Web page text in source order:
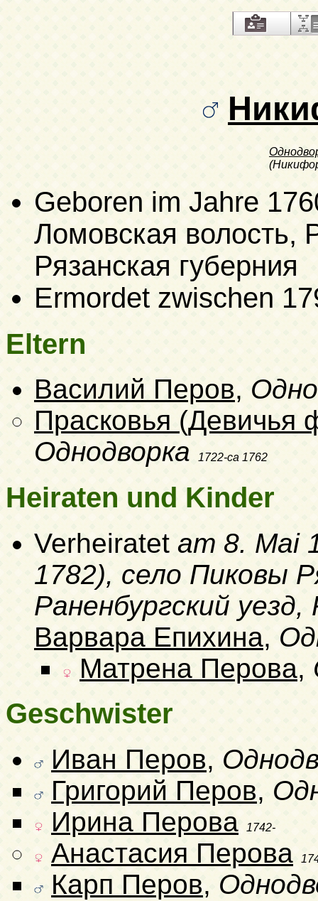
Geboren im Jahre
Ломовская волость,
Рязанская губерния
Ermordet zwischen
Eltern
Василий Перов,
Прасковья (Девичья
Однодворка
1722-ca 1762
Heiraten und Kinder
Verheiratet am 8. Mai
1782), село Пиковы
Раненбургский
Варвара Епихина,
Матрена Перова,
Geschwister
Иван Перов,
Григорий Перов,
Ирина Перова
1742-
Анастасия Перова
Карп Перов,